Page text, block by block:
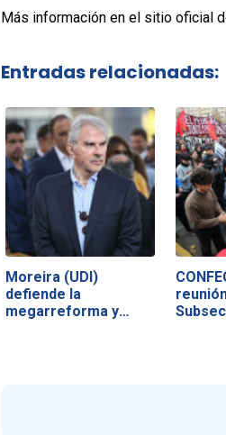
Más información en el sitio oficial
Entradas relacionadas:
Moreira (UDI)
defiende la
megarreforma y